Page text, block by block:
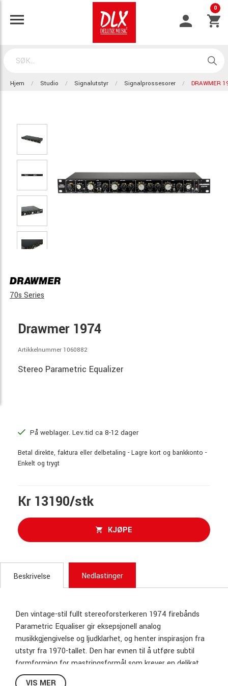
0
Hjem Studio Signalutstyr Signalprossesorer DRAWMER
70s Series
Drawmer 1974
Artikkelnummer 1060882
Stereo Parametric Equalizer
På weblager. Lev.tid ca 8-12 dager
Betal direkte, faktura eller delbetaling - Lagre kort og bankkonto -
Enkelt og trygt
Kr 13190/stk
KJØPE
Beskrivelse Nedlastinger
Den vintage-stil fullt stereoforsterkeren 1974 firebånds
Parametric Equaliser gir eksepsjonell analog
musikkgjengivelse og ljudklarhet, og henter inspirasjon fra
utstyr fra 1970-tallet. Den har evnen til å utføre subtil
formforming for mastringsformål som krever en delikat
berøring og enkel gjenkalling, men er like kapabel til tonal
VIS MER